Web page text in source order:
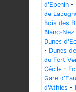
d'Epenin -
de
Bois des
Blanc-Nez
Dunes
- Dunes
du Fort
Cécile -
Gare d'Eau
d'Athies -